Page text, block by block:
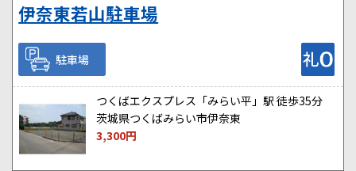
伊奈東若山駐車場
駐車場
つくばエクスプレス「みらい平」駅 徒歩35分
茨城県つくばみらい市伊奈東
3,300円